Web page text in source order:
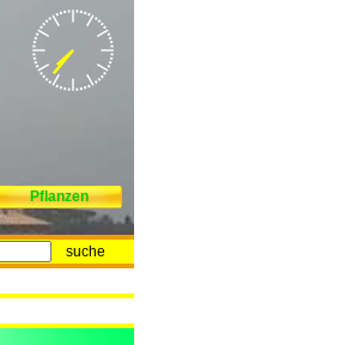
Pflanzen